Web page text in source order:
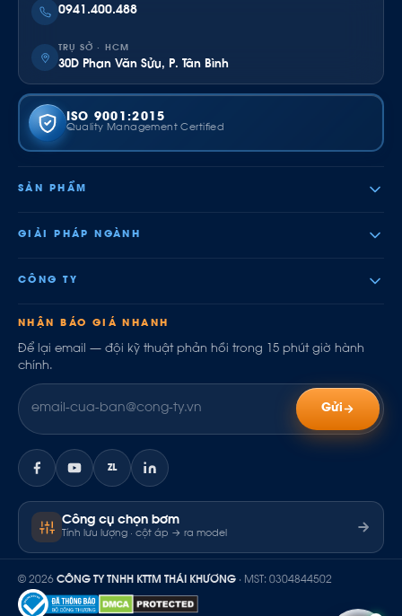
0941.400.488
TRỤ SỞ · HCM
30D Phan Văn Sửu, P. Tân Bình
ISO 9001:2015
Quality Management Certified
SẢN PHẨM
GIẢI PHÁP NGÀNH
CÔNG TY
NHẬN BÁO GIÁ NHANH
Để lại email — đội kỹ thuật phản hồi trong 15 phút giờ hành
chính.
Gửi
ZL
Công cụ chọn bơm
Tính lưu lượng · cột áp → ra model
© 2026 CÔNG TY TNHH KTTM THÁI KHƯƠNG · MST: 0304844502